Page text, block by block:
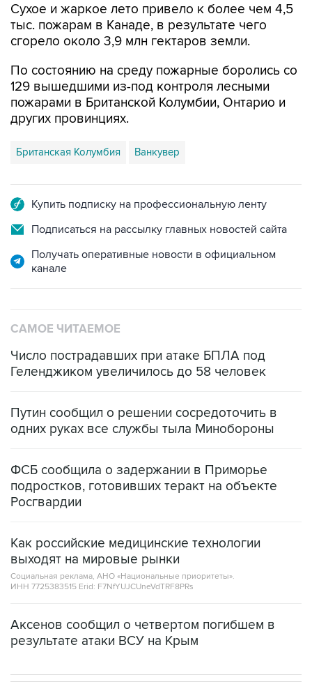
Сухое и жаркое лето привело к более чем 4,5
тыс. пожарам в Канаде, в результате чего
сгорело около 3,9 млн гектаров земли.
По состоянию на среду пожарные боролись со
129 вышедшими из-под контроля лесными
пожарами в Британской Колумбии, Онтарио и
других провинциях.
Британская Колумбия Ванкувер
Купить подписку на профессиональную ленту
Подписаться на рассылку главных новостей сайта
Получать оперативные новости в официальном
канале
САМОЕ ЧИТАЕМОЕ
Число пострадавших при атаке БПЛА под
Геленджиком увеличилось до 58 человек
Путин сообщил о решении сосредоточить в
одних руках все службы тыла Минобороны
ФСБ сообщила о задержании в Приморье
подростков, готовивших теракт на объекте
Росгвардии
Как российские медицинские технологии
выходят на мировые рынки
Социальная реклама, АНО «Национальные приоритеты».
ИНН 7725383515 Erid: F7NfYUJCUneVdTRF8PRs
Аксенов сообщил о четвертом погибшем в
результате атаки ВСУ на Крым